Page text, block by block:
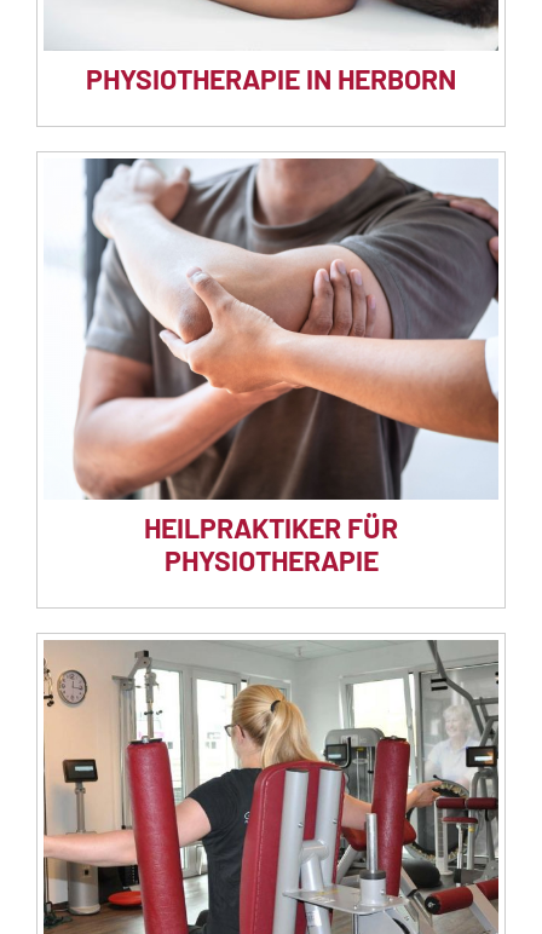
PHYSIOTHERAPIE IN HERBORN
HEILPRAKTIKER FÜR
PHYSIOTHERAPIE